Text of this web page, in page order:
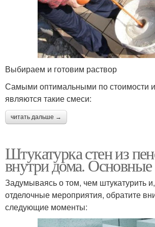
Выбираем и готовим раствор
Самыми оптимальными по стоимости
являются такие смеси:
читать дальше →
Штукатурка стен из
внутри дома.
Задумываясь о том, чем штукатурить
отделочные мероприятия, обратите
следующие моменты: